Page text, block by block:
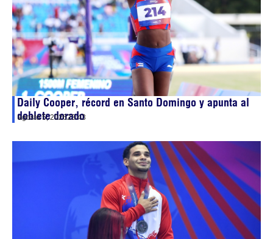
Daily Cooper, récord en Santo Domingo y apunta al
doblete dorado
agosto 5, 202623:43